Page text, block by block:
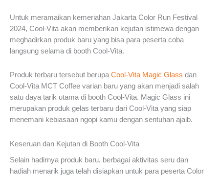
Untuk meramaikan kemeriahan Jakarta Color Run Festival
2024, Cool-Vita akan memberikan kejutan istimewa dengan
meghadirkan produk baru yang bisa para peserta coba
langsung selama di booth Cool-Vita.
Produk terbaru tersebut berupa Cool-Vita Magic Glass dan
Cool-Vita MCT Coffee varian baru yang akan menjadi salah
satu daya tarik utama di booth Cool-Vita. Magic Glass ini
merupakan produk gelas terbaru dari Cool-Vita yang siap
menemani kebiasaan ngopi kamu dengan sentuhan ajaib.
Keseruan dan Kejutan di Booth Cool-Vita
Selain hadirnya produk baru, berbagai aktivitas seru dan
hadiah menarik juga telah disiapkan untuk para peserta Color